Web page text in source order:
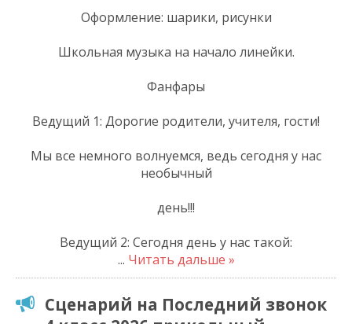
Оформление: шарики, рисунки
Школьная музыка на начало линейки.
Фанфары
Ведущий 1: Дорогие родители, учителя, гости!
Мы все немного волнуемся, ведь сегодня у нас
необычный
день!!!
Ведущий 2: Сегодня день у нас такой:
... Читать дальше »
Сценарий на Последний звонок